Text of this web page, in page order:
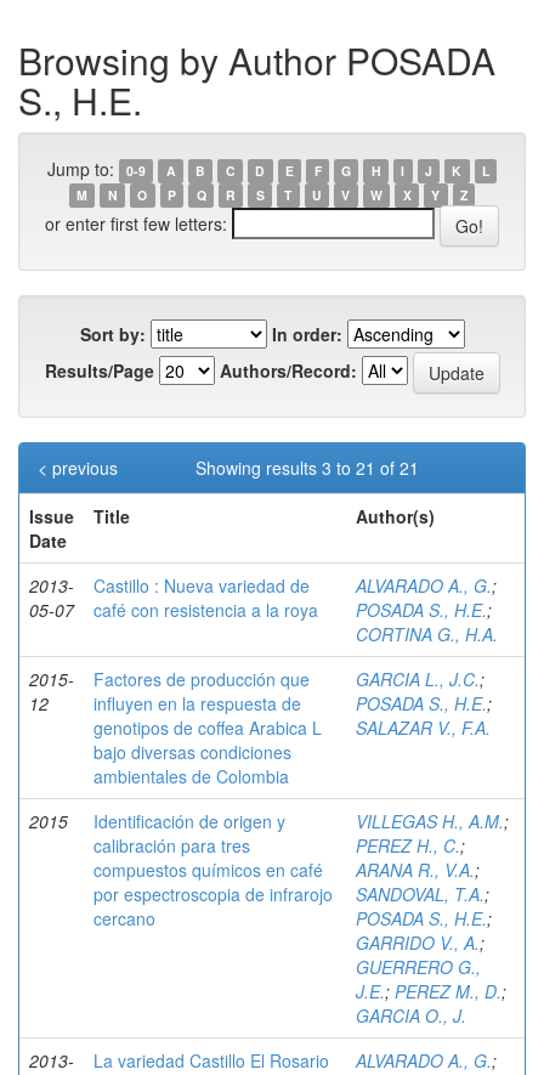
Browsing by Author POSADA
S., H.E.
Jump to: 0-9 A B C D E F G H I J K
L
M
N O P Q R S T U V W X Y Z
or enter first few letters:
Sort by:
In order:
Results/Page
Authors/Record:
Showing results 3 to 21 of 21
< previous
Issue
Date
Title Author(s)
2013-
05-07
Castillo : Nueva variedad de
café con resistencia a la roya
ALVARADO A., G.;
POSADA S., H.E.;
CORTINA G., H.A.
2015-
12
Factores de producción que
influyen en la respuesta de
genotipos de coffea Arabica L
bajo diversas condiciones
ambientales de Colombia
GARCIA L., J.C.;
POSADA S., H.E.;
SALAZAR V., F.A.
2015
Identificación de origen y
calibración para tres
compuestos químicos en café
por espectroscopia de infrarojo
cercano
VILLEGAS H., A.M.;
PEREZ H., C.;
ARANA R., V.A.;
SANDOVAL, T.A.;
POSADA S., H.E.;
GARRIDO V., A.;
GUERRERO G.,
J.E.; PEREZ M., D.;
GARCIA O., J.
2013-
La variedad Castillo El Rosario
ALVARADO A., G.;